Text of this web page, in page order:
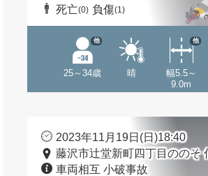
死亡(0) 負傷(1)
25～34歳
他
晴
幅5.5～
9.0m
他
2023年11月19日(日)18:40
藤沢市辻堂新町四丁目ののそ
車両相互 小破事故